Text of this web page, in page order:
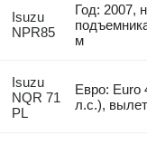
Isuzu
NPR85
Год: 2007,
м
Isuzu
NQR 71
PL
Евро: Euro
л.с.),